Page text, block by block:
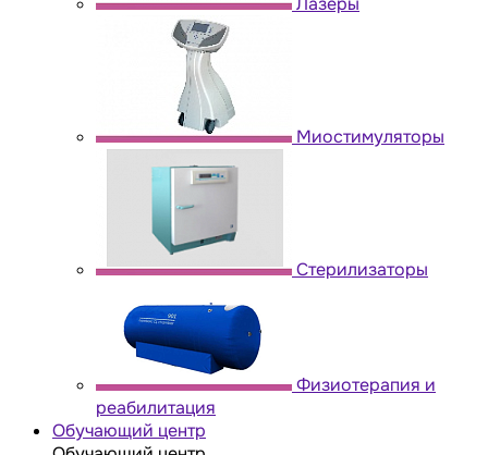
Миостимуляторы
Стерилизаторы
Физиотерапия и
реабилитация
Обучающий центр